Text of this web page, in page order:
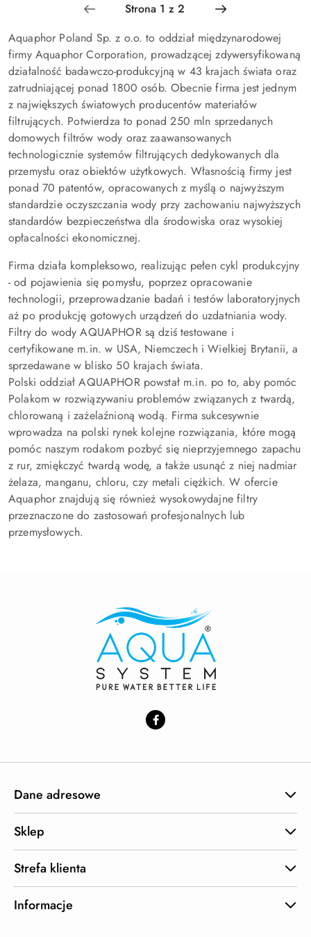
Aquaphor Poland Sp. z o.o. to oddział międzynarodowej
firmy Aquaphor Corporation, prowadzącej zdywersyfikowaną
działalność badawczo-produkcyjną w 43 krajach świata oraz
zatrudniającej ponad 1800 osób. Obecnie firma jest jednym
z największych światowych producentów materiałów
filtrujących. Potwierdza to ponad 250 mln sprzedanych
domowych filtrów wody oraz zaawansowanych
technologicznie systemów filtrujących dedykowanych dla
przemysłu oraz obiektów użytkowych. Własnością firmy jest
ponad 70 patentów, opracowanych z myślą o najwyższym
standardzie oczyszczania wody przy zachowaniu najwyższych
standardów bezpieczeństwa dla środowiska oraz wysokiej
opłacalności ekonomicznej.
Firma działa kompleksowo, realizując pełen cykl produkcyjny
- od pojawienia się pomysłu, poprzez opracowanie
technologii, przeprowadzanie badań i testów laboratoryjnych
aż po produkcję gotowych urządzeń do uzdatniania wody.
Filtry do wody AQUAPHOR są dziś testowane i
certyfikowane m.in. w USA, Niemczech i Wielkiej Brytanii, a
sprzedawane w blisko 50 krajach świata.
Polski oddział AQUAPHOR powstał m.in. po to, aby pomóc
Polakom w rozwiązywaniu problemów związanych z twardą,
chlorowaną i zażelaźnioną wodą. Firma sukcesywnie
wprowadza na polski rynek kolejne rozwiązania, które mogą
pomóc naszym rodakom pozbyć się nieprzyjemnego zapachu
z rur, zmiękczyć twardą wodę, a także usunąć z niej nadmiar
żelaza, manganu, chloru, czy metali ciężkich. W ofercie
Aquaphor znajdują się również wysokowydajne filtry
przeznaczone do zastosowań profesjonalnych lub
przemysłowych.
Dane adresowe
Sklep
Strefa klienta
Informacje